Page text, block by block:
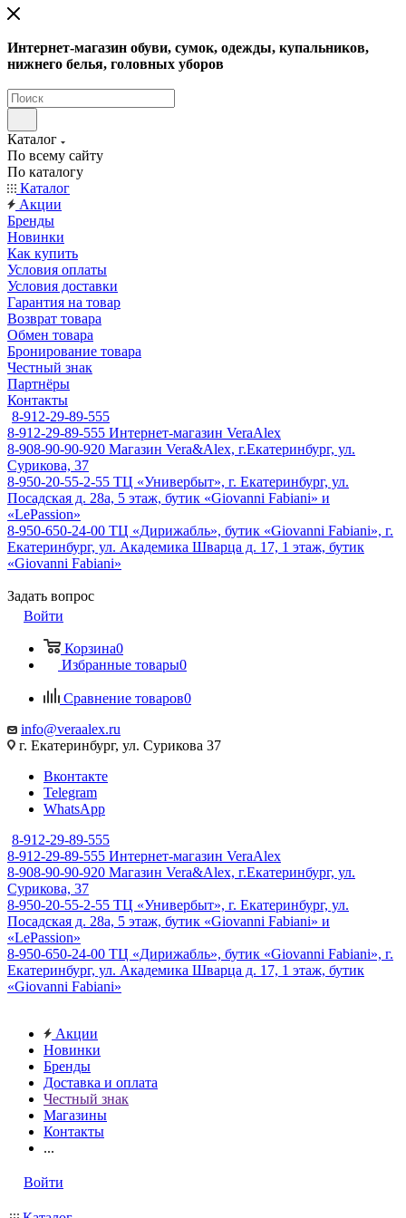
Интернет-магазин обуви, сумок, одежды, купальников,
нижнего белья, головных уборов
Каталог
По всему сайту
По каталогу
Каталог
Акции
Бренды
Новинки
Как купить
Условия оплаты
Условия доставки
Гарантия на товар
Возврат товара
Обмен товара
Бронирование товара
Честный знак
Партнёры
Контакты
8-912-29-89-555
8-912-29-89-555 Интернет-магазин VeraAlex
8-908-90-90-920 Магазин Vera&Alex, г.Екатеринбург, ул.
Сурикова, 37
8-950-20-55-2-55 ТЦ «Универбыт», г. Екатеринбург, ул.
Посадская д. 28а, 5 этаж, бутик «Giovanni Fabiani» и
«LePassion»
8-950-650-24-00 ТЦ «Дирижабль», бутик «Giovanni Fabiani», г.
Екатеринбург, ул. Академика Шварца д. 17, 1 этаж, бутик
«Giovanni Fabiani»
Задать вопрос
Войти
Корзина0
Избранные товары0
Сравнение товаров0
info@veraalex.ru
г. Екатеринбург, ул. Сурикова 37
Вконтакте
Telegram
WhatsApp
8-912-29-89-555
8-912-29-89-555 Интернет-магазин VeraAlex
8-908-90-90-920 Магазин Vera&Alex, г.Екатеринбург, ул.
Сурикова, 37
8-950-20-55-2-55 ТЦ «Универбыт», г. Екатеринбург, ул.
Посадская д. 28а, 5 этаж, бутик «Giovanni Fabiani» и
«LePassion»
8-950-650-24-00 ТЦ «Дирижабль», бутик «Giovanni Fabiani», г.
Екатеринбург, ул. Академика Шварца д. 17, 1 этаж, бутик
«Giovanni Fabiani»
Акции
Новинки
Бренды
Доставка и оплата
Честный знак
Магазины
Контакты
...
Войти